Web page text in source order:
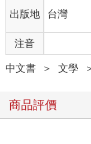
這裡的每家店都只
年的每間店都有個性
格。
我常去的那家店，位
衫，冬天就穿著毛
叫她真里。
她曾經是演員，還
出版地 台灣
注音
中文書 ＞ 文學
商品評價